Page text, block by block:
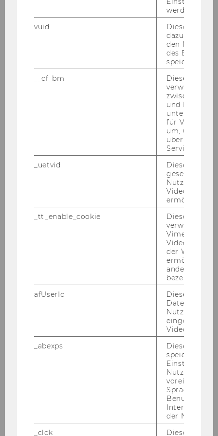
li­chen Ge­gen­wert von 4,28 Euro ge­ne­rier­te.
Sen­si­ti­vi­täts­ana­ly­sen er­ga­ben eine Span­ne von
2,94 bis 7,02 Euro. Das Salz­kam­mer­gut mit Bad
Ischl als Ban­ner­stadt ist eine von Tou­ris­mus ge­
präg­te Re­gi­on mit star­ker Iden­ti­tät, die auch
kul­tu­rell seit lan­gem ein brei­tes Pro­gramm bie­
tet. Dies macht es schwie­rig, künst­le­risch neue
Wege zu gehen, kul­tu­rel­le Im­pul­se zu set­zen
und tou­ris­ti­schen Mehr­wert zu stif­ten, ohne
auf Ab­leh­nung eines Teils der Be­völ­ke­rung zu
sto­ßen. Eine SROI-​Analyse als um­fas­sen­de
Form der Wir­kungs­ana­ly­se kann dies nicht
außer Acht las­sen, was ent­spre­chend dämp­
fend auf den ge­ne­rier­ten Mehr­wert wirkt. In­so­
fern kann der Wert von 4,28 als nach unten hin
Den End­be­richt zum Down­load fin­den Sie
werden.
vuid
Dieser
dazu
den
des
speichern.
__cf_bm
Dieses
verwendet,
zwischen
und Bots zu
für Vimeo
um, um
über die
Service zu
_uetvid
Dieses
gesetzt, um
Nutzung des
Videoplayers
ermöglichen
_tt_enable_cookie
Dieses
verwendet,
Vimeo-
der WU-
ermöglichen
andere nicht
bezeichnete
afUserId
Dieses
Daten von
Videos
_abexps
Dieses Cookie
speichert
Nutzer*in, zB.
Sprache,
der Nutzer*in
_clck
Dieses Cookie